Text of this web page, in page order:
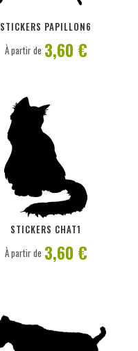
STICKERS PAPILLON6
À partir de 3,60 €
STICKERS CHAT1
PERSONNALISER
À partir de 3,60 €